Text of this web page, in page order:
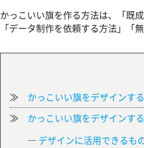
かっこいい旗を作る方法は、「既
「データ制作を依頼する方法」「
≫ かっこいい旗をデザインす
≫ かっこいい旗をデザインす
― デザインに活用できるも